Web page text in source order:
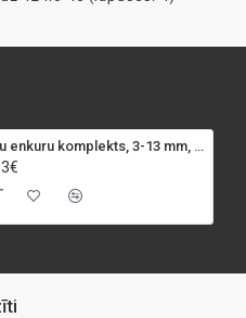
Acu enkuru komplekts, 3-13 mm, Rapid, 12 gab.